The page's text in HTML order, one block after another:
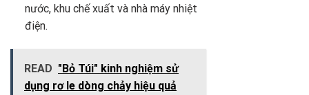
nước, khu chế xuất và nhà máy nhiệt
điện.
READ "Bỏ Túi" kinh nghiệm sử
dụng rơ le dòng chảy hiệu quả